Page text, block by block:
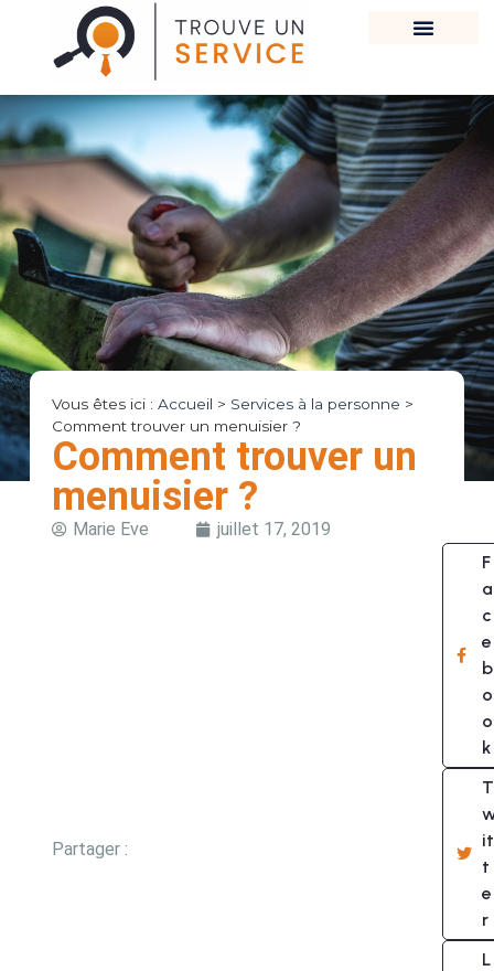
Vous êtes ici : Accueil > Services à la personne >
Comment trouver un menuisier ?
Comment trouver un
menuisier ?
Marie Eve juillet 17, 2019
Partager :
F
a
c
e
b
o
o
k
T
it
t
e
r
L